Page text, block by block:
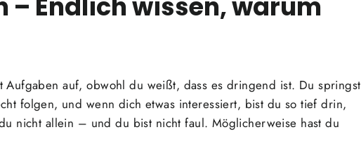
auf, obwohl du weißt, dass es dringend ist. Du springst
folgen, und wenn dich etwas interessiert, bist du so tief drin,
nicht allein – und du bist nicht faul. Möglicherweise hast du